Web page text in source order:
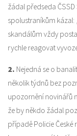
žádal předseda
spolustraníkům kázal:
skandálům vždy
rychle reagovat
2. Nejedná se o
několik týdnů bez
upozornění novinářů
že by někdo žádal
případě Policie